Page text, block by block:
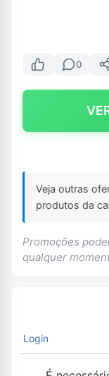
0
Veja outras
produtos da
Promoções
qualquer
Login